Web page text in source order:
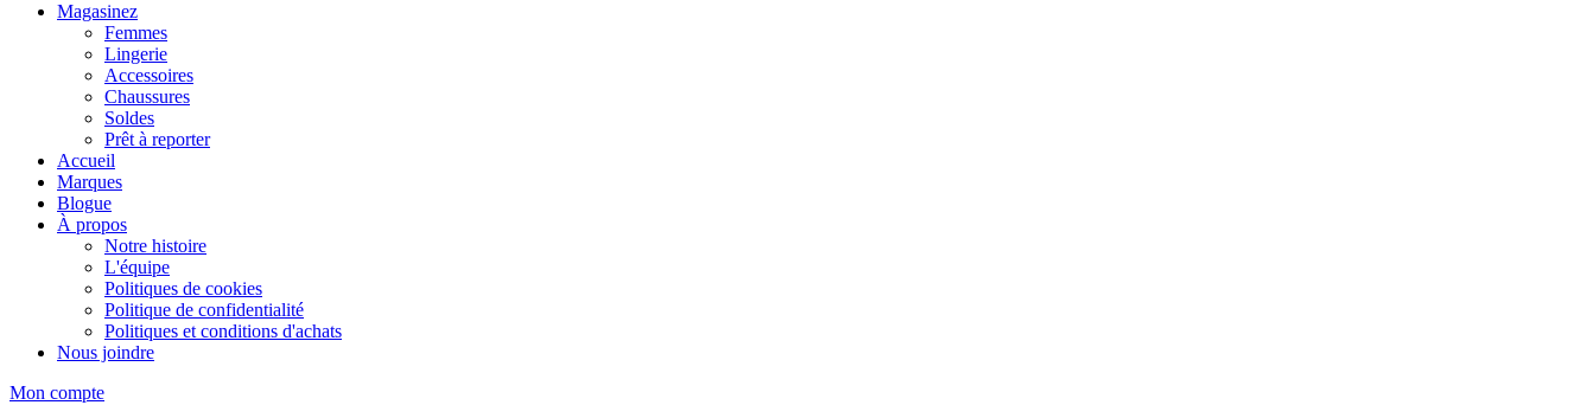
Magasinez
Femmes
Lingerie
Accessoires
Chaussures
Soldes
Prêt à reporter
Accueil
Marques
Blogue
À propos
Notre histoire
L'équipe
Politiques de cookies
Politique de confidentialité
Politiques et conditions d'achats
Nous joindre
Mon compte